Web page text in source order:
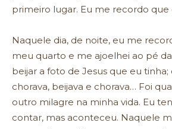
primeiro lugar. Eu me recordo que
Naquele dia, de noite, eu me
meu quarto e me ajoelhei ao pé
beijar a foto de Jesus que eu tinha;
chorava, beijava e chorava… Foi
outro milagre na minha vida. Eu
contar, mas aconteceu. Naquele